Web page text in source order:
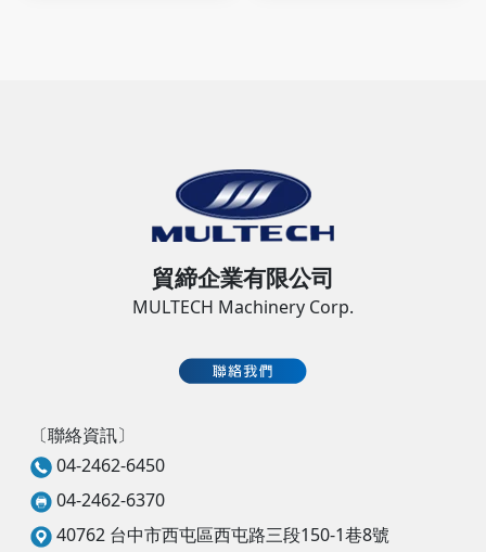
貿締企業有限公司
MULTECH Machinery Corp.
〔聯絡資訊〕
04-2462-6450
04-2462-6370
40762 台中市西屯區西屯路三段150-1巷8號